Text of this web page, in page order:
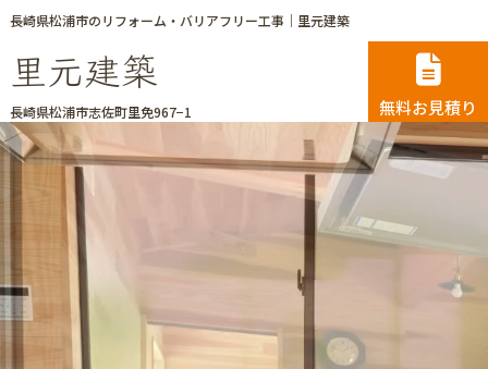
長崎県松浦市のリフォーム・バリアフリー工事｜里元建築
里元建築
長崎県松浦市志佐町里免967−1 無料お見積り